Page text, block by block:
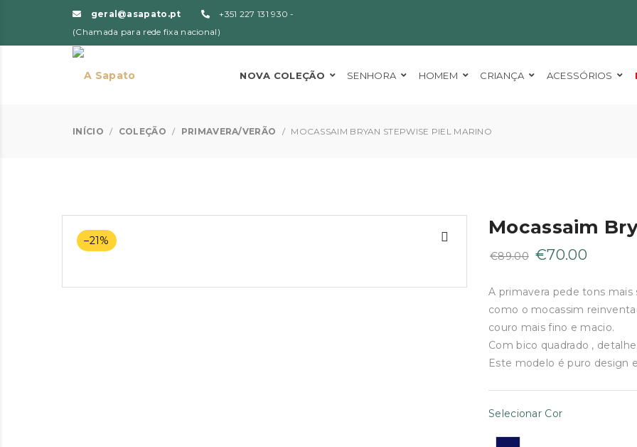
geral@asapato.pt
+351 227 131 930 -
(Chamada para rede fixa nacional)
NOVA COLEÇÃO SENHORA HOMEM CRIANÇA ACESSÓRIOS
INÍCIO / COLEÇÃO / PRIMAVERA/VERÃO / MOCASSAIM BRYAN STEPWISE PIEL MARINO
–21%
Mocassaim
€89.00 O
original
era:
€89.00.
€70.00
atual
é:
€70.00.
A primavera pede tons mais
como o mocassim
couro mais fino e macio.
Com bico quadrado ,
Este modelo é puro design
Selecionar Cor